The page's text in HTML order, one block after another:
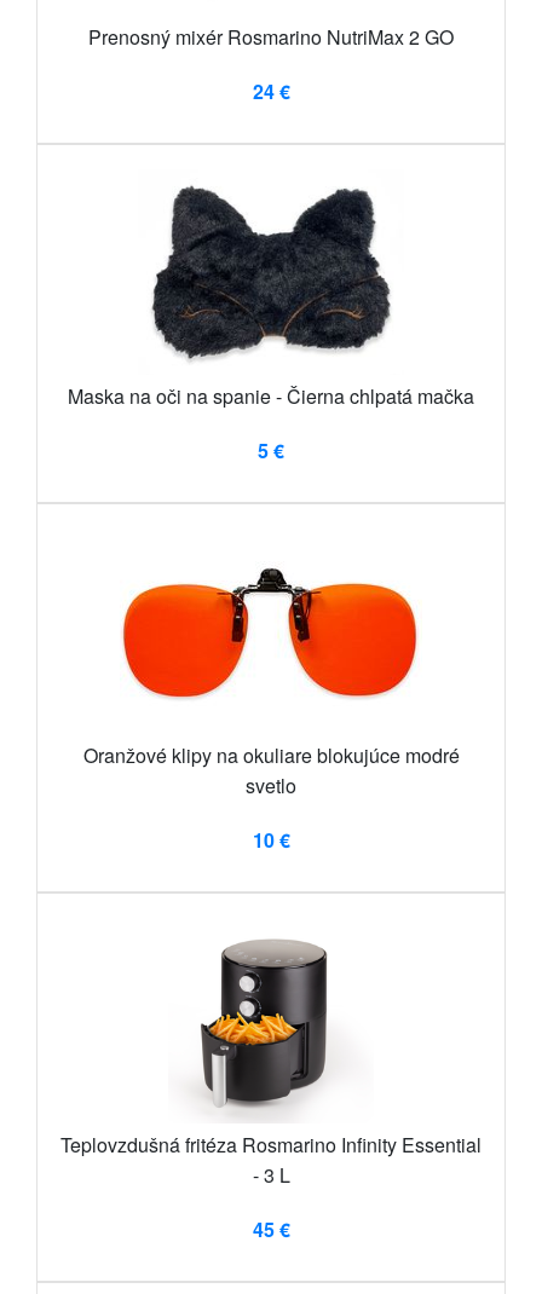
Prenosný mixér Rosmarino NutriMax 2 GO
24 €
Maska na oči na spanie - Čierna chlpatá mačka
5 €
Oranžové klipy na okuliare blokujúce modré
svetlo
10 €
Teplovzdušná fritéza Rosmarino Infinity Essential
- 3 L
45 €